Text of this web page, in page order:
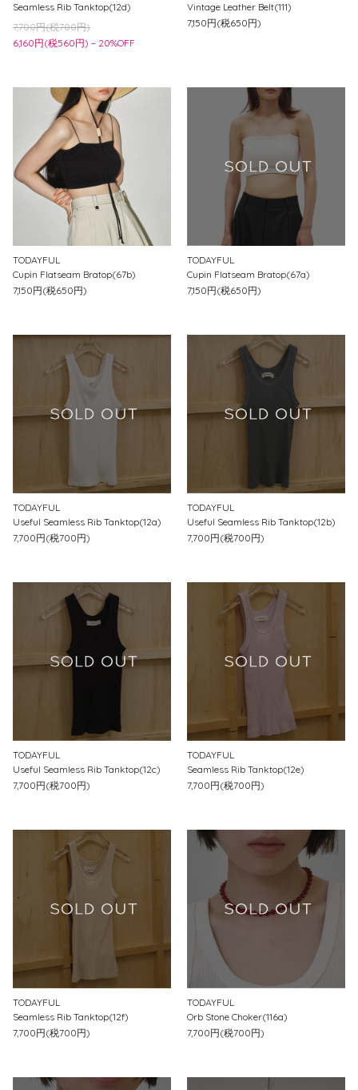
Seamless Rib Tanktop(12d)
7,700円(税700円)
6,160円(税560円) – 20%OFF
Vintage Leather Belt(111)
7,150円(税650円)
TODAYFUL
Cupin Flatseam Bratop(67b)
7,150円(税650円)
TODAYFUL
Cupin Flatseam Bratop(67a)
7,150円(税650円)
TODAYFUL
Useful Seamless Rib Tanktop(12a)
7,700円(税700円)
TODAYFUL
Useful Seamless Rib Tanktop(12b)
7,700円(税700円)
TODAYFUL
Useful Seamless Rib Tanktop(12c)
7,700円(税700円)
TODAYFUL
Seamless Rib Tanktop(12e)
7,700円(税700円)
TODAYFUL
Seamless Rib Tanktop(12f)
7,700円(税700円)
TODAYFUL
Orb Stone Choker(116a)
7,700円(税700円)